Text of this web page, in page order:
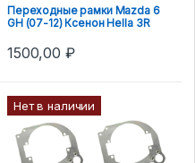
Переходные рамки Mazda 6
GH (07-12) Ксенон Hella 3R
1500,00 ₽
Нет в наличии